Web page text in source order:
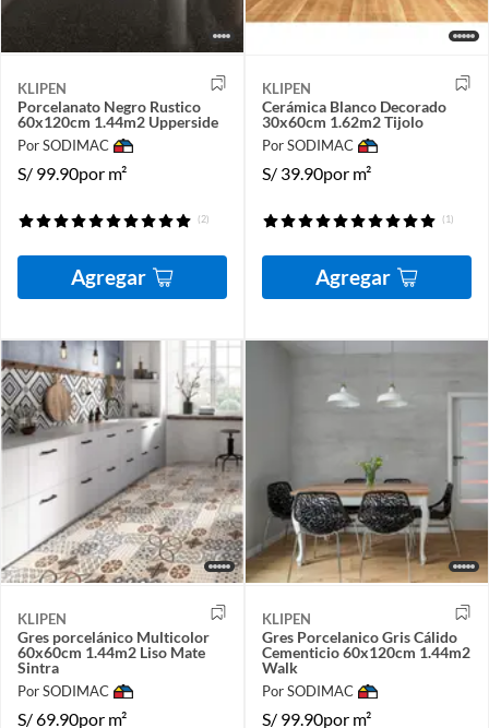
KLIPEN
Porcelanato Negro Rustico
60x120cm 1.44m2 Upperside
Por SODIMAC
S/ 99.90por m²
(2)
Agregar
KLIPEN
Cerámica Blanco Decorado
30x60cm 1.62m2 Tijolo
Por SODIMAC
S/ 39.90por m²
(1)
Agregar
KLIPEN
Gres porcelánico Multicolor
60x60cm 1.44m2 Liso Mate
Sintra
Por SODIMAC
S/69.90por m²
KLIPEN
Gres Porcelanico Gris Cálido
Cementicio 60x120cm 1.44m2
Walk
Por SODIMAC
S/ 99.90por m²